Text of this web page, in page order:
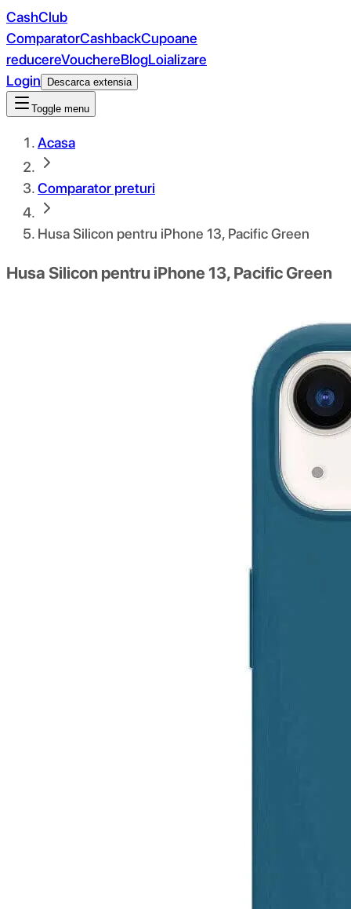
CashClub
ComparatorCashbackCupoane
reducereVouchereBlogLoializare
Login
Descarca extensia
Toggle menu
Acasa
Comparator preturi
Husa Silicon pentru iPhone 13, Pacific Green
Husa Silicon pentru iPhone 13, Pacific Green